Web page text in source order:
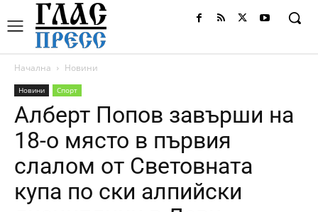
Начална Новини
Новини Спорт
Алберт Попов завърши на
18-о място в първия
слалом от Световната
купа по ски алпийски